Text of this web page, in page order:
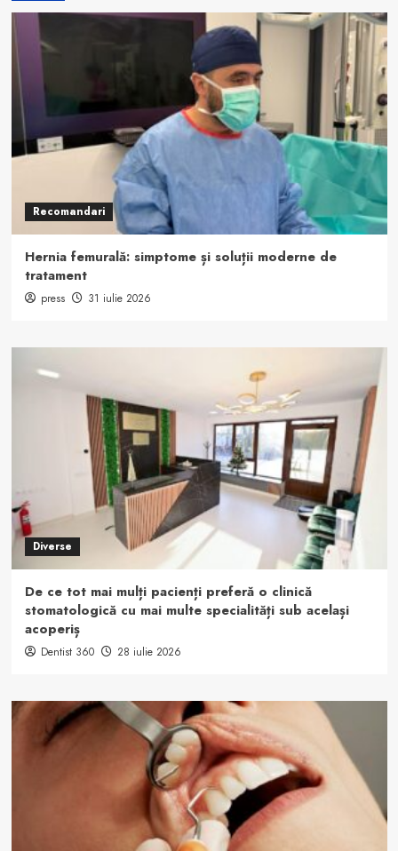
Recomandari
Hernia femurală: simptome și soluții moderne de
tratament
press 31 iulie 2026
Diverse
De ce tot mai mulți pacienți preferă o clinică
stomatologică cu mai multe specialități sub același
acoperiș
Dentist 360 28 iulie 2026